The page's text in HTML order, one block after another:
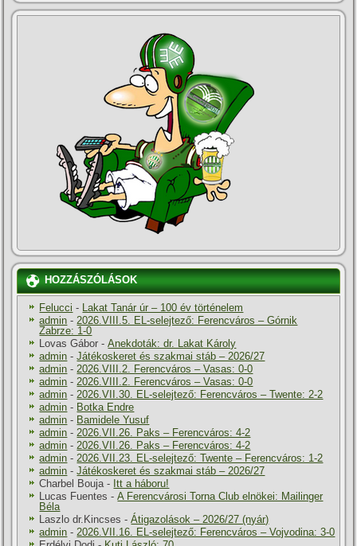
HOZZÁSZÓLÁSOK
Felucci - Lakat Tanár úr – 100 év történelem
admin -2026.VIII.5. EL-selejtező: Ferencváros – Górnik
Zabrze: 1-0
Lovas Gábor -Anekdoták: dr. Lakat Károly
admin -Játékoskeret és szakmai stáb – 2026/27
admin -2026.VIII.2. Ferencváros – Vasas: 0-0
admin -2026.VIII.2. Ferencváros – Vasas: 0-0
admin -2026.VII.30. EL-selejtező: Ferencváros – Twente: 2-2
admin - Botka Endre
admin - Bamidele Yusuf
admin -2026.VII.26. Paks – Ferencváros: 4-2
admin -2026.VII.26. Paks – Ferencváros: 4-2
admin -2026.VII.23. EL-selejtező: Twente – Ferencváros: 1-2
admin -Játékoskeret és szakmai stáb – 2026/27
Charbel Bouja- Itt a háboru!
Lucas Fuentes -A Ferencvárosi Torna Club elnökei: Mailinger
Béla
Laszlo dr.Kincses -Átigazolások – 2026/27 (nyár)
admin -2026.VII.16. EL-selejtező: Ferencváros – Vojvodina: 3-0